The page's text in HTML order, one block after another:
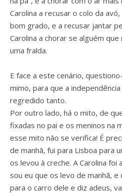
Carolina a recusar o colo da
bom grado, e a recusar jantar
Carolina a chorar se alguém
uma fralda.
E face a este cenário,
mimo, para que a
regredido tanto.
Por outro lado, há o mito, de
fixadas no pai e os meninos na
esse mito não se verifica! É
de manhã, fui para Lisboa para
os levou à creche. A Carolina foi
sou eu que os levo de manhã,
para o carro dele e diz adeus,